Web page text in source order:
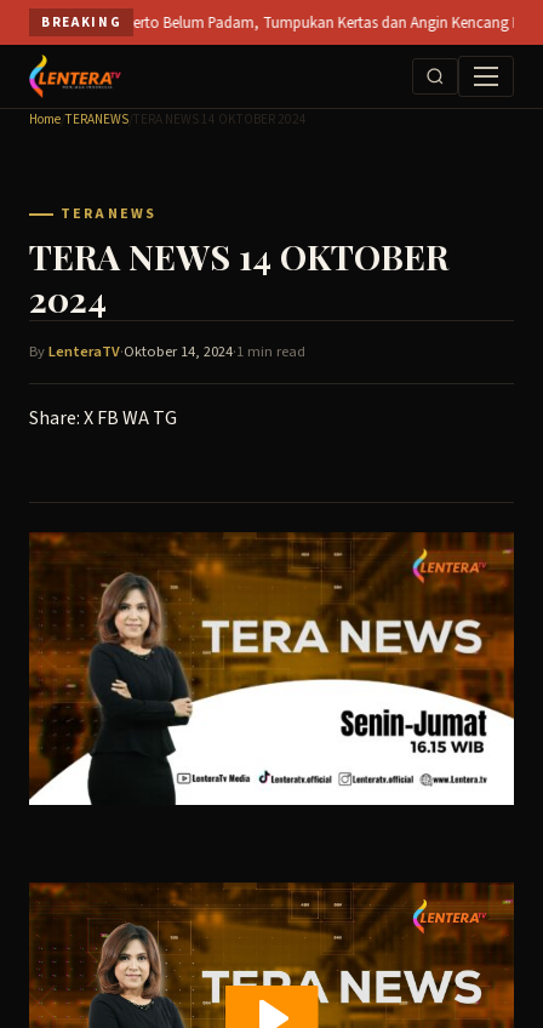
Skip
to
content
BREAKING
PT SPS Mojokerto Belum Padam, Tumpukan Kertas dan Angin Kencang
Home /TERANEWS TERA NEWS 14 OKTOBER 2024
TERANEWS
TERA NEWS 14 OKTOBER
2024
ByLenteraTV·Oktober 14, 2024·1 min read
Share:XFBWATG